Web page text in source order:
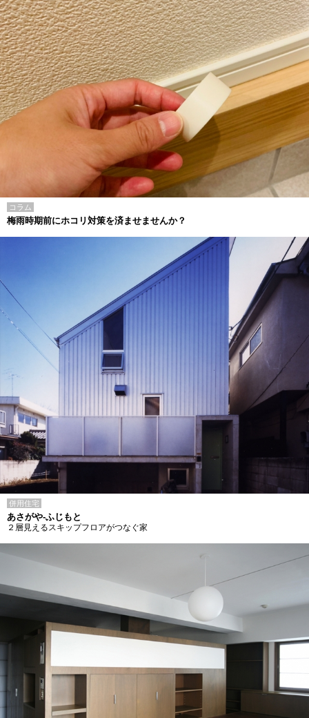
コラム
梅雨時期前にホコリ対策を済ませませんか？
併用住宅
あさがや-ふじもと
２層見えるスキップフロアがつなぐ家